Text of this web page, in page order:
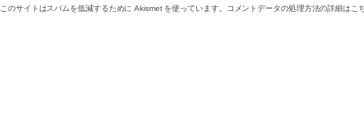
このサイトはスパムを低減するために Akismet を使っています。 コメントデータの処理方法の詳細はこ